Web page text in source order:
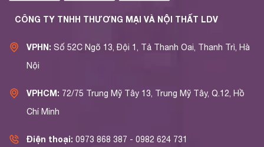
CÔNG TY TNHH THƯƠNG MẠI VÀ NỘI THẤT LDV
VPHN: Số 52C Ngõ 13, Đội 1, Tả Thanh Oai, Thanh Trì, Hà
Nội
VPHCM: 72/75 Trung Mỹ Tây 13, Trung Mỹ Tây, Q.12, Hồ
Chí Minh
Điện thoại: 0973 868 387 - 0982 624 731